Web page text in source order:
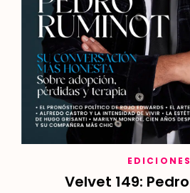
EDICIONES
Velvet 149: